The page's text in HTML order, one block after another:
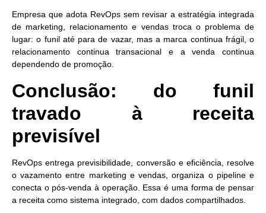
Empresa que adota RevOps sem revisar a estratégia integrada
de marketing, relacionamento e vendas troca o problema de
lugar: o funil até para de vazar, mas a marca continua frágil, o
relacionamento continua transacional e a venda continua
dependendo de promoção.
Conclusão: do funil
travado à receita
previsível
RevOps entrega previsibilidade, conversão e eficiência , resolve
o vazamento entre marketing e vendas, organiza o pipeline e
conecta o pós-venda à operação. Essa é uma forma de pensar
a receita como sistema integrado, com dados compartilhados.